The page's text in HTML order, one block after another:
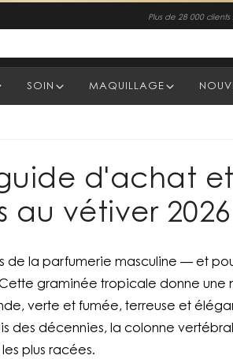
Plus de 28 000 clients
SOIN MAQUILLAGE
d'achat et
au vétiver 2026
de la parfumerie masculine — et
graminée tropicale donne une
verte et fumée, terreuse et
des décennies, la colonne
plus racées.